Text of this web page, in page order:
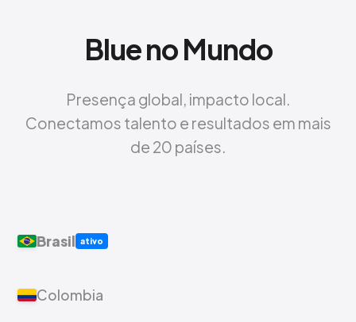
Blue no Mundo
Presença global, impacto local.
Conectamos talento e resultados em mais
de 20 países.
Brasil ativo
Colombia